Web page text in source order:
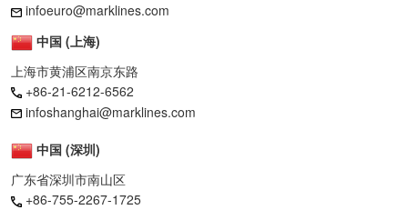
infoeuro@marklines.com
中国 (上海)
上海市黄浦区南京东路
+86-21-6212-6562
infoshanghai@marklines.com
中国 (深圳)
广东省深圳市南山区
+86-755-2267-1725